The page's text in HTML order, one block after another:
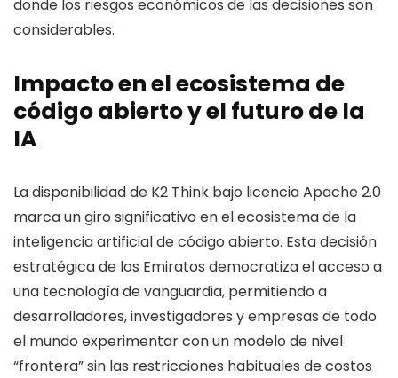
donde los riesgos económicos de las decisiones son
considerables.
Impacto en el ecosistema de
código abierto y el futuro de la
IA
La disponibilidad de K2 Think bajo licencia Apache 2.0
marca un giro significativo en el ecosistema de la
inteligencia artificial de código abierto. Esta decisión
estratégica de los Emiratos democratiza el acceso a
una tecnología de vanguardia, permitiendo a
desarrolladores, investigadores y empresas de todo
el mundo experimentar con un modelo de nivel
“frontera” sin las restricciones habituales de costos